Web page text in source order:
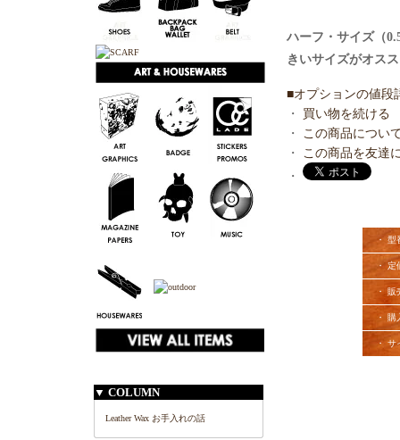
▼ COLUMN
Leather Wax お手入れの話
ハーフ・サイズ（
きいサイズがオス
■オプションの値段
・ 買い物を続ける
・
この商品につい
・
この商品を友達
・
・ 型
・ 定
・ 販
・ 購
・ サ